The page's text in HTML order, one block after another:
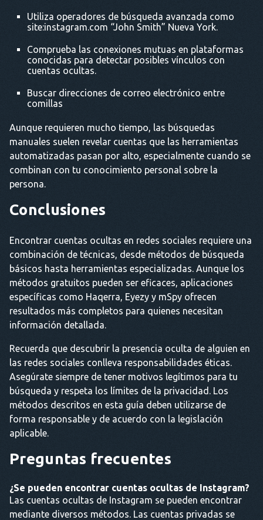
Utiliza operadores de búsqueda avanzada como
site:instagram.com “John Smith” Nueva York.
Comprueba las conexiones mutuas en plataformas
conocidas para detectar posibles vínculos con
cuentas ocultas.
Buscar direcciones de correo electrónico entre
comillas
Aunque requieren mucho tiempo, las búsquedas
manuales suelen revelar cuentas que las herramientas
automatizadas pasan por alto, especialmente cuando se
combinan con tu conocimiento personal sobre la
persona.
Conclusiones
Encontrar cuentas ocultas en redes sociales requiere una
combinación de técnicas, desde métodos de búsqueda
básicos hasta herramientas especializadas. Aunque los
métodos gratuitos pueden ser eficaces, aplicaciones
específicas como Haqerra, Eyezy y mSpy ofrecen
resultados más completos para quienes necesitan
información detallada.
Recuerda que descubrir la presencia oculta de alguien en
las redes sociales conlleva responsabilidades éticas.
Asegúrate siempre de tener motivos legítimos para tu
búsqueda y respeta los límites de la privacidad. Los
métodos descritos en esta guía deben utilizarse de
forma responsable y de acuerdo con la legislación
aplicable.
Preguntas frecuentes
¿Se pueden encontrar cuentas ocultas de Instagram?
Las cuentas ocultas de Instagram se pueden encontrar
mediante diversos métodos. Las cuentas privadas se